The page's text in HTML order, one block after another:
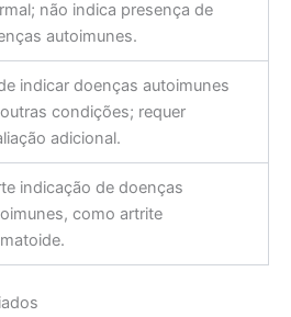
não indica presença de
autoimunes.
indicar doenças autoimunes
condições; requer
adicional.
indicação de doenças
como artrite